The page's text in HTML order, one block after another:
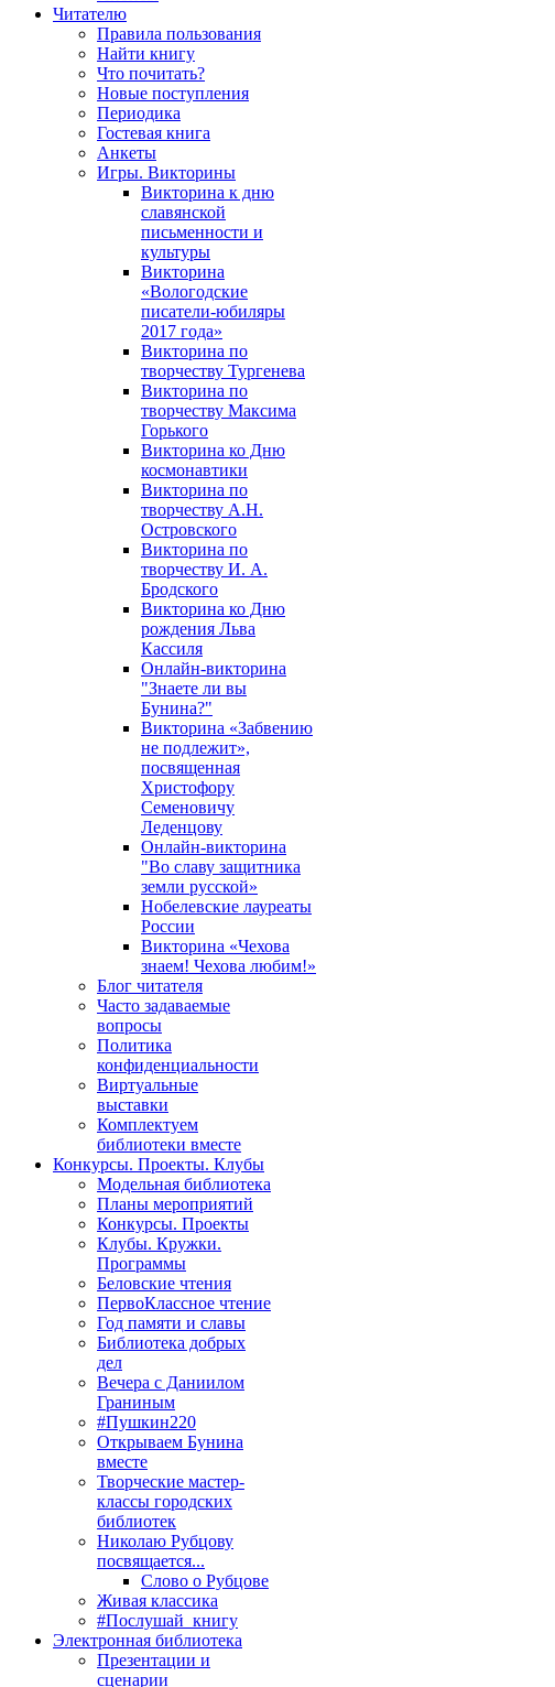
Читателю
Правила пользования
Найти книгу
Что почитать?
Новые поступления
Периодика
Гостевая книга
Анкеты
Игры. Викторины
Викторина к дню
славянской
письменности и
культуры
Викторина
«Вологодские
писатели-юбиляры
2017 года»
Викторина по
творчеству Тургенева
Викторина по
творчеству Максима
Горького
Викторина ко Дню
космонавтики
Викторина по
творчеству А.Н.
Островского
Викторина по
творчеству И. А.
Бродского
Викторина ко Дню
рождения Льва
Кассиля
Онлайн-викторина
"Знаете ли вы
Бунина?"
Викторина «Забвению
не подлежит»,
посвященная
Христофору
Семеновичу
Леденцову
Онлайн-викторина
"Во славу защитника
земли русской»
Нобелевские лауреаты
России
Викторина «Чехова
знаем! Чехова любим!»
Блог читателя
Часто задаваемые
вопросы
Политика
конфиденциальности
Виртуальные
выставки
Комплектуем
библиотеки вместе
Конкурсы. Проекты. Клубы
Модельная библиотека
Планы мероприятий
Конкурсы. Проекты
Клубы. Кружки.
Программы
Беловские чтения
ПервоКлассное чтение
Год памяти и славы
Библиотека добрых
дел
Вечера с Даниилом
Граниным
#Пушкин220
Открываем Бунина
вместе
Творческие мастер-
классы городских
библиотек
Николаю Рубцову
посвящается...
Слово о Рубцове
Живая классика
#Послушай_книгу
Электронная библиотека
Презентации и
сценарии